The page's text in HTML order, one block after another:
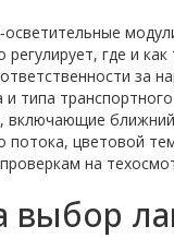
регулирует, где и
за
типа
включающие
потока, цветовой
на
выбор